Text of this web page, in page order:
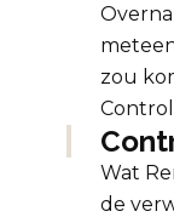
zou
Wat
de